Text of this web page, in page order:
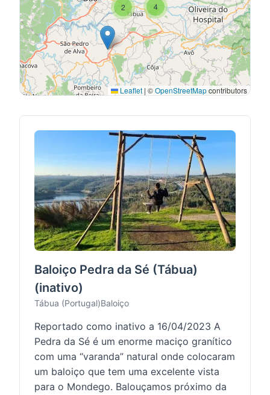
2 4
Leaflet | ©OpenStreetMapcontributors
Baloiço Pedra da Sé (Tábua)
(inativo)
Tábua (Portugal)Baloiço
Reportado como inativo a 16/04/2023 A
Pedra da Sé é um enorme maciço granítico
com uma “varanda” natural onde colocaram
um baloiço que tem uma excelente vista
para o Mondego. Balouçamos próximo da